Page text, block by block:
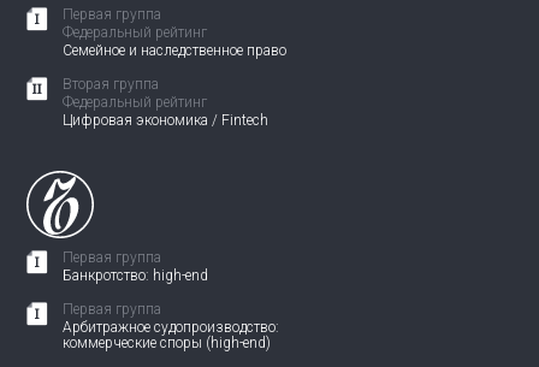
Первая группа
Федеральный рейтинг
Семейное и наследственное право
Вторая группа
Федеральный рейтинг
Цифровая экономика / Fintech
Первая группа
Банкротство: high-end
Первая группа
Арбитражное судопроизводство:
коммерческие споры (high-end)